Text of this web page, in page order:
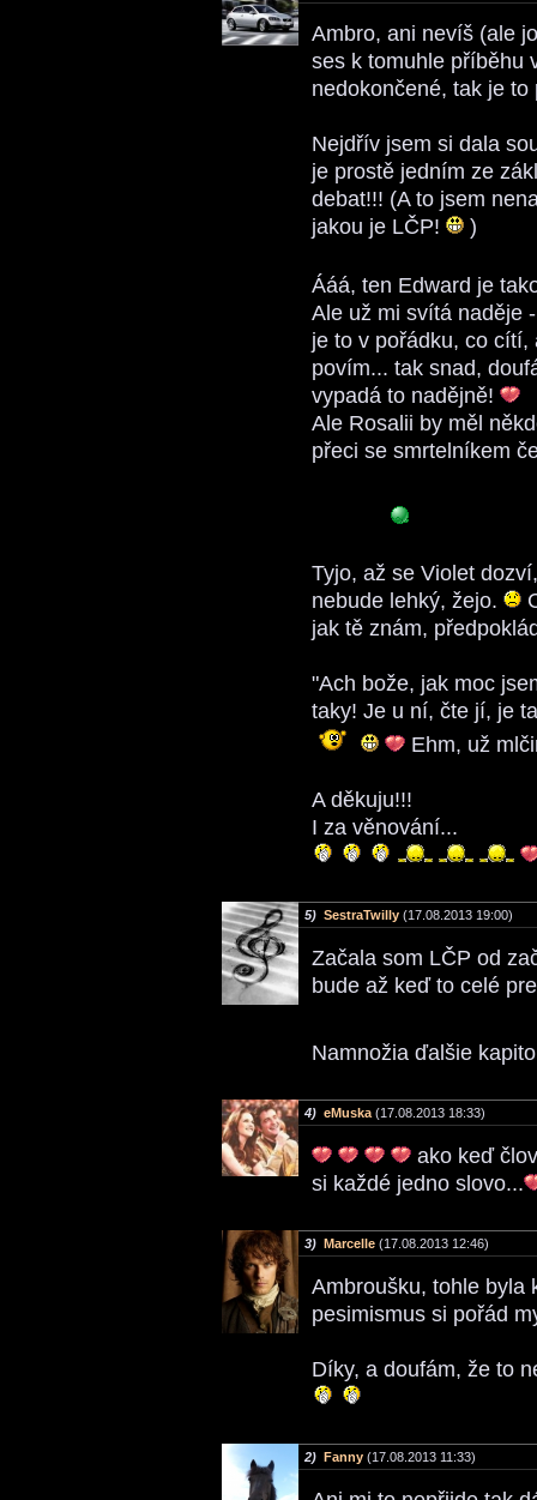
Ambro, ani nevíš (ale
ses k tomuhle příběhu
nedokončené, tak je
Nejdřív jsem si dala
je prostě jedním ze
debat!!! (A to jsem
jakou je LČP!
)
Ááá, ten Edward je
Ale už mi svítá naděje
je to v pořádku, co
povím... tak snad,
vypadá to nadějně!
Ale Rosalii by měl
přeci se smrtelníkem
Tyjo, až se Violet
nebude lehký, žejo.
jak tě znám,
"Ach bože, jak moc
taky! Je u ní, čte jí, je
Ehm, už
A děkuju!!!
I za věnování...
5) SestraTwilly (17.08.2013 19:00)
Začala som LČP od
bude až keď to celé
Namnožia ďalšie
4) eMuska (17.08.2013 18:33)
ako keď
si každé jedno slovo...
3) Marcelle (17.08.2013 12:46)
Ambroušku, tohle byla
pesimismus si pořád
Díky, a doufám, že to
2) Fanny (17.08.2013 11:33)